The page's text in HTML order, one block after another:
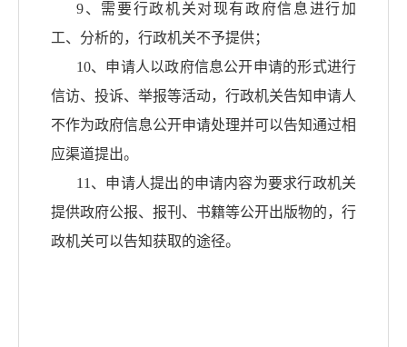
9、需要行政机关对现有政府信息进行加
工、分析的，行政机关不予提供；
10、申请人以政府信息公开申请的形式进行
信访、投诉、举报等活动，行政机关告知申请人
不作为政府信息公开申请处理并可以告知通过相
应渠道提出。
11、申请人提出的申请内容为要求行政机关
提供政府公报、报刊、书籍等公开出版物的，行
政机关可以告知获取的途径。